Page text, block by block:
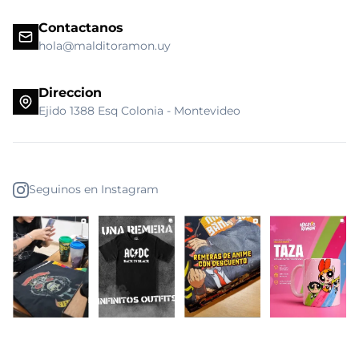
Contactanos
hola@malditoramon.uy
Direccion
Ejido 1388 Esq Colonia - Montevideo
Seguinos en Instagram